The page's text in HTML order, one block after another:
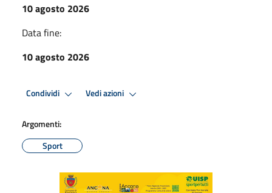
10 agosto 2026
Data fine:
10 agosto 2026
Condividi Vedi azioni
Argomenti:
Sport